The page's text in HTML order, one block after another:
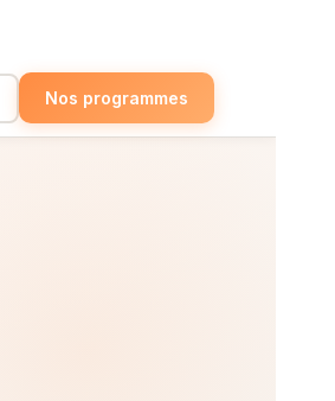
Nos programmes